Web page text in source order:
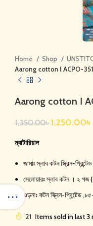
Home Shop
Aarong cotton I ACPO-351
Aarong cotton I
1,350.00৳1,250.00৳
ম্যাটারিয়াল
জামাঃ স্লাব কটন স্ক্রিন-
সেলোয়ারঃ স্লাব কটন । ২ গজ
ওড়নাঃ কটন স্ক্রিন-প্রিন্টেড
21 Items sold in last 3